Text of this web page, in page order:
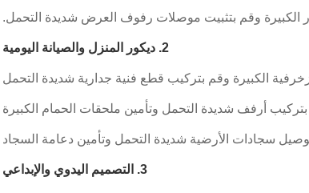
الكبيرة وقم بتثبيت موصلات رفوف العرض شديدة التحمل.
2. ديكور المنزل والصيانة اليومية
الكبيرة وقم بتركيب قطع فنية جدارية شديدة التحمل
أرفف شديدة التحمل وتأمين ملحقات الحمام الكبيرة
سجادات الأرضية شديدة التحمل وتأمين دعامة السجاد
3. التصميم اليدوي والإبداعي